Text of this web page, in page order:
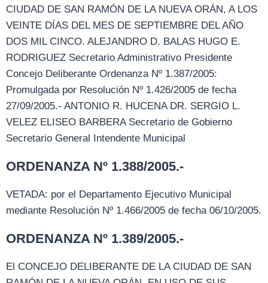
CIUDAD DE SAN RAMÓN DE LA NUEVA ORÁN, A LOS
VEINTE DÍAS DEL MES DE SEPTIEMBRE DEL AÑO
DOS MIL CINCO. ALEJANDRO D. BALAS HUGO E.
RODRIGUEZ Secretario Administrativo Presidente
Concejo Deliberante Ordenanza Nº 1.387/2005:
Promulgada por Resolución Nº 1.426/2005 de fecha
27/09/2005.- ANTONIO R. HUCENA DR. SERGIO L.
VELEZ ELISEO BARBERA Secretario de Gobierno
Secretario General Intendente Municipal
ORDENANZA Nº 1.388/2005.-
VETADA: por el Departamento Ejecutivo Municipal
mediante Resolución Nº 1.466/2005 de fecha 06/10/2005.
ORDENANZA Nº 1.389/2005.-
El CONCEJO DELIBERANTE DE LA CIUDAD DE SAN